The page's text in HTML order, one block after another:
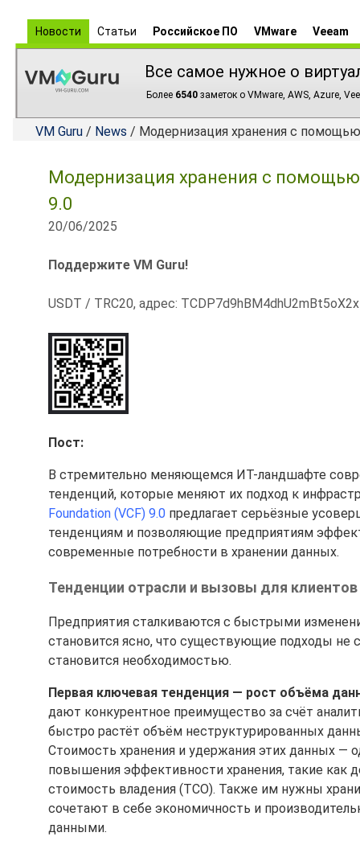
Новости Статьи Российское ПО VMware Veeam
Все самое нужное о
Более 6540 заметок о VMware, AWS, Azure,
VM Guru / News / Модернизация хранения с помощью
Модернизация хранения с помощью
9.0
20/06/2025
Поддержите VM Guru!
USDT / TRC20, адрес:
Пост:
В стремительно меняющемся ИТ-ландшафте
тенденций, которые меняют их подход к
Foundation (VCF) 9.0 предлагает серьёзные
тенденциям и позволяющие предприятиям
современные потребности в хранении данных.
Тенденции отрасли и вызовы для клиентов
Предприятия сталкиваются с быстрыми
становится ясно, что существующие подходы
становится необходимостью.
Первая ключевая тенденция — рост объёма
дают конкурентное преимущество за счёт
быстро растёт объём неструктурированных
Стоимость хранения и удержания этих данных —
повышения эффективности хранения, такие как
стоимость владения (TCO). Также им нужны
сочетают в себе экономичность и
данными.